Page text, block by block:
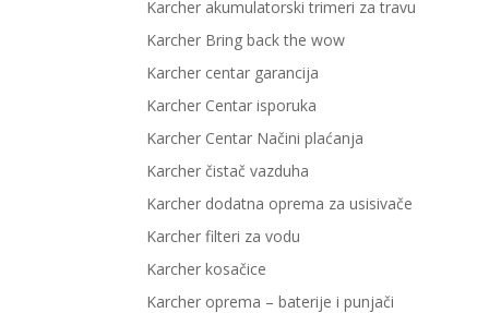
Karcher akumulatorski trimeri za travu
Karcher Bring back the wow
Karcher centar garancija
Karcher Centar isporuka
Karcher Centar Načini plaćanja
Karcher čistač vazduha
Karcher dodatna oprema za usisivače
Karcher filteri za vodu
Karcher kosačice
Karcher oprema – baterije i punjači